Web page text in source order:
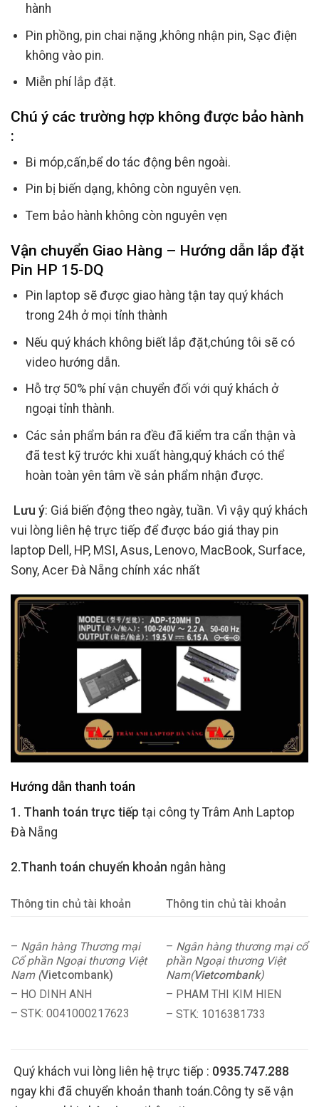
hành
Pin phồng, pin chai nặng ,không nhận pin, Sạc điện
không vào pin.
Miễn phí lắp đặt.
Chú ý các trường hợp không được bảo hành
:
Bi móp,cấn,bể do tác động bên ngoài.
Pin bị biến dạng, không còn nguyên vẹn.
Tem bảo hành không còn nguyên vẹn
Vận chuyển Giao Hàng – Hướng dẫn lắp đặt
Pin HP 15-DQ
Pin laptop sẽ được giao hàng tận tay quý khách
trong 24h ở mọi tỉnh thành
Nếu quý khách không biết lắp đặt,chúng tôi sẽ có
video hướng dẫn.
Hỗ trợ 50% phí vận chuyển đối với quý khách ở
ngoại tỉnh thành.
Các sản phẩm bán ra đều đã kiểm tra cẩn thận và
đã test kỹ trước khi xuất hàng,quý khách có thể
hoàn toàn yên tâm về sản phẩm nhận được.
Lưu ý: Giá biến động theo ngày, tuần. Vì vậy quý khách
vui lòng liên hệ trực tiếp để được báo giá thay pin
laptop Dell, HP, MSI, Asus, Lenovo, MacBook, Surface,
Sony, Acer Đà Nẵng chính xác nhất
Hướng dẫn thanh toán
1. Thanh toán trực tiếp tại công ty Trâm Anh Laptop
Đà Nẵng
2.Thanh toán chuyển khoản ngân hàng
Thông tin chủ tài khoản Thông tin chủ tài khoản
– Ngân hàng Thương mại
Cổ phần Ngoại thương Việt
Nam (Vietcombank)
– HO DINH ANH
– STK: 0041000217623
– Ngân hàng thương mại cổ
phần Ngoại thương Việt
Nam(Vietcombank)
– PHAM THI KIM HIEN
– STK: 1016381733
Quý khách vui lòng liên hệ trực tiếp : 0935.747.288
ngay khi đã chuyển khoản thanh toán.Công ty sẽ vận